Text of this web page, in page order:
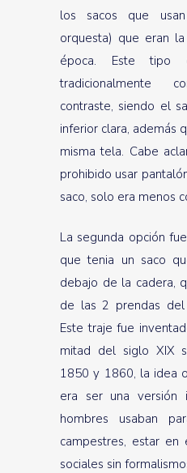
los sacos que
orquesta) que eran
época. Este
tradicionalmente
contraste, siendo el
inferior clara, además
misma tela. Cabe
prohibido usar
saco, solo era menos
La segunda opción
que tenia un saco
debajo de la cadera,
de las 2 prendas
Este traje fue
mitad del siglo XIX
1850 y 1860, la idea
era ser una versión
hombres usaban
campestres, estar en
sociales sin